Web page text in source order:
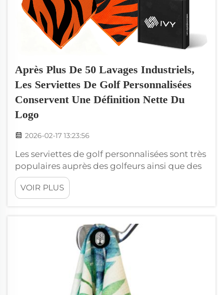
Après Plus De 50 Lavages Industriels,
Les Serviettes De Golf Personnalisées
Conservent Une Définition Nette Du
Logo
2026-02-17 13:23:56
Les serviettes de golf personnalisées sont très
populaires auprès des golfeurs ainsi que des
terrains de golf. Elles permettent de garder
les joueurs au sec et mettent également en
valeur de beaux motifs ou logos. Lorsque
personnalisées chez Wxivytextile, vous
pouvez être certain que ces serviettes
conserveront leur logo net...
VOIR PLUS